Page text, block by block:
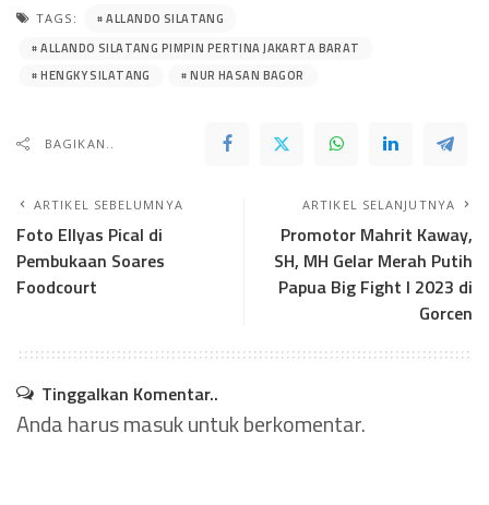
TAGS:
ALLANDO SILATANG
ALLANDO SILATANG PIMPIN PERTINA JAKARTA BARAT
HENGKY SILATANG
NUR HASAN BAGOR
BAGIKAN..
ARTIKEL SEBELUMNYA
Foto Ellyas Pical di
Pembukaan Soares
Foodcourt
ARTIKEL SELANJUTNYA
Promotor Mahrit Kaway,
SH, MH Gelar Merah Putih
Papua Big Fight I 2023 di
Gorcen
Tinggalkan Komentar..
Anda harusmasukuntuk berkomentar.